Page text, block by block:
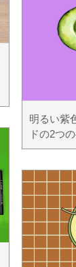
明るい紫
ドの2つ